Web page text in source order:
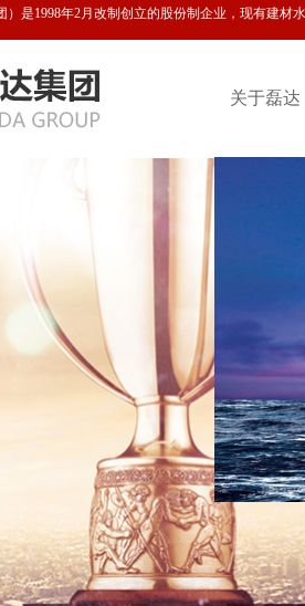
1998年2月改制创立的股份制企业，现有建材水
关于磊达